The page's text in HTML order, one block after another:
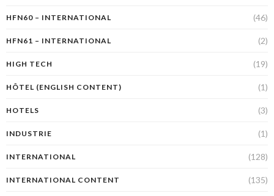
HFN60 – INTERNATIONAL (46)
HFN61 – INTERNATIONAL (2)
HIGH TECH (19)
HÔTEL (ENGLISH CONTENT) (1)
HOTELS (3)
INDUSTRIE (1)
INTERNATIONAL (128)
INTERNATIONAL CONTENT (135)